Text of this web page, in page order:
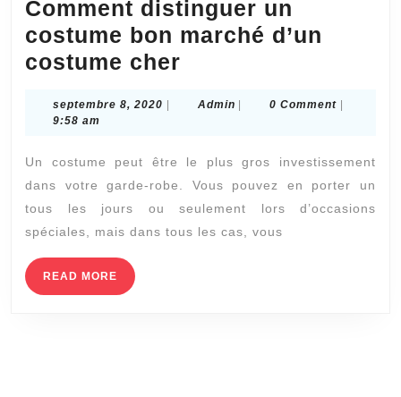
Comment distinguer un
costume bon marché d’un
costume cher
un
bon
marché
d’un
septembre 8, 2020 septembre
AdminAdmin0 Comment
9:58 am
Un costume peut être le plus gros investissement
dans votre garde-robe. Vous pouvez en porter un
tous les jours ou seulement lors d’occasions
spéciales, mais dans tous les cas, vous
READ MORE READ
MORE